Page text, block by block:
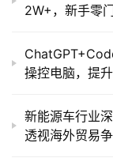
2W+，新手零
操控电脑，提
新能源车行业
透视海外贸易